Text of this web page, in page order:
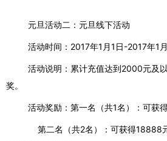
元旦活动二：元旦线下活动
活动时间： 2017年1 月1 日-2017年1 月
活动说明：累计充值达到2000元及
奖。
活动奖励：第一名（共1名）：可获
第二名（共2名）：可获得18888